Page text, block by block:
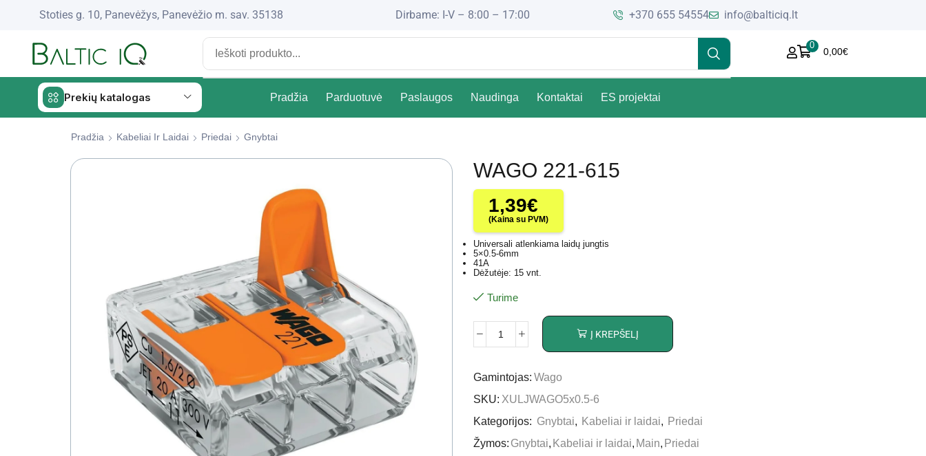
Stoties g. 10, Panevėžys, Panevėžio m. sav. 35138 Dirbame: I-V – 8:00 – 17:00 +370 655 54554 info@balticiq.lt
0
0,00€
Prekių katalogas Pradžia Parduotuvė Paslaugos Naudinga Kontaktai ES projektai
Pradžia Kabeliai Ir Laidai Priedai Gnybtai
WAGO 221-615
1,39€
(Kaina su PVM)
Universali atlenkiama laidų jungtis
5×0.5-6mm
41A
Dėžutėje: 15 vnt.
Turime
Į KREPŠELĮ
Gamintojas: Wago
SKU: XULJWAGO5x0.5-6
Kategorijos: Gnybtai, Kabeliai ir laidai, Priedai
Žymos: Gnybtai, Kabeliai ir laidai, Main, Priedai